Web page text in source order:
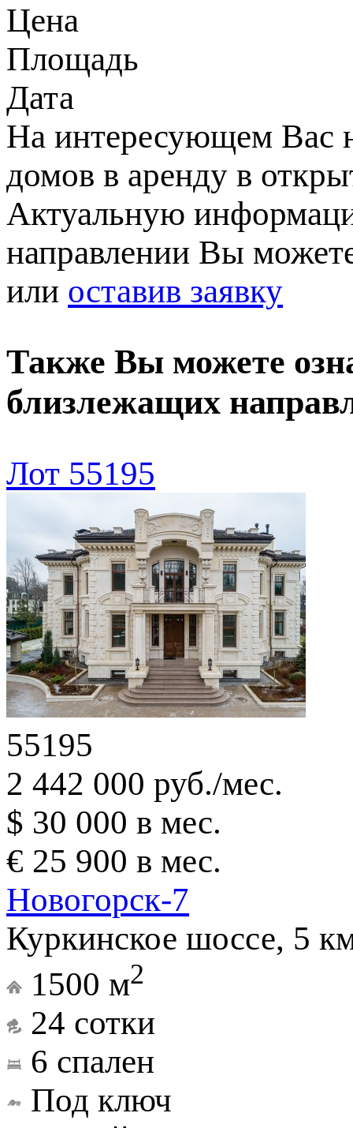
Цена
Площадь
Дата
На интересующем Вас
домов в аренду в
Актуальную
направлении Вы
или оставив заявку
Также Вы можете
близлежащих
Лот 55195
55195
2 442 000 руб./мес.
$ 30 000 в мес.
€ 25 900 в мес.
Новогорск-7
Куркинское шоссе, 5
1500 м2
24 сотки
6 спален
Под ключ